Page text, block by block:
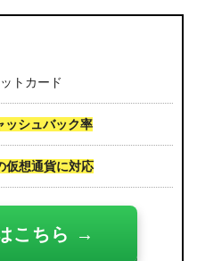
トカード
ッシュバック率
仮想通貨に対応
こちら →